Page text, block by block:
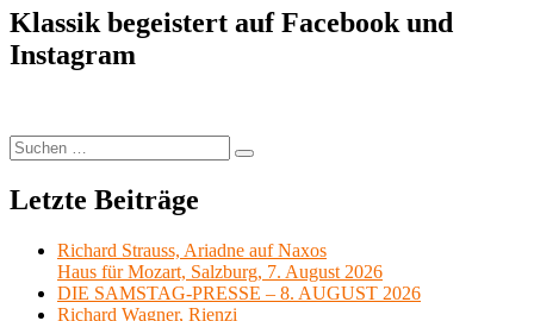
Klassik begeistert auf Facebook und
Instagram
Suchen
nach:
Suchen
Letzte Beiträge
Richard Strauss, Ariadne auf Naxos
Haus für Mozart, Salzburg, 7. August 2026
DIE SAMSTAG-PRESSE – 8. AUGUST 2026
Richard Wagner, Rienzi